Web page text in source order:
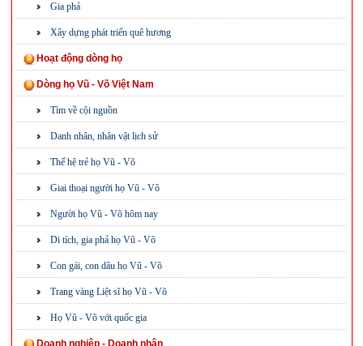
Gia phả
Xây dựng phát triển quê hương
Hoạt động dòng họ
Dòng họ Vũ - Võ Việt Nam
Tìm về cội nguồn
Danh nhân, nhân vật lịch sử
Thế hệ trẻ họ Vũ - Võ
Giai thoại người họ Vũ - Võ
Người họ Vũ - Võ hôm nay
Di tích, gia phả họ Vũ - Võ
Con gái, con dâu họ Vũ - Võ
Trang vàng Liệt sĩ họ Vũ - Võ
Họ Vũ - Võ với quốc gia
Doanh nghiệp - Doanh nhân